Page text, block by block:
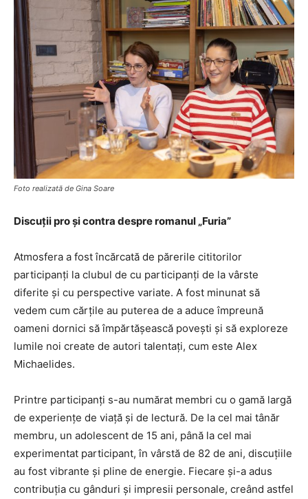
Foto realizată de Gina Soare
Discuții pro și contra despre romanul „Furia”
Atmosfera a fost încărcată de părerile cititorilor
participanți la clubul de cu participanți de la vârste
diferite și cu perspective variate. A fost minunat să
vedem cum cărțile au puterea de a aduce împreună
oameni dornici să împărtășească povești și să exploreze
lumile noi create de autori talentați, cum este Alex
Michaelides.
Printre participanți s-au numărat membri cu o gamă largă
de experiențe de viață și de lectură. De la cel mai tânăr
membru, un adolescent de 15 ani, până la cel mai
experimentat participant, în vârstă de 82 de ani, discuțiile
au fost vibrante și pline de energie. Fiecare și-a adus
contribuția cu gânduri și impresii personale, creând astfel